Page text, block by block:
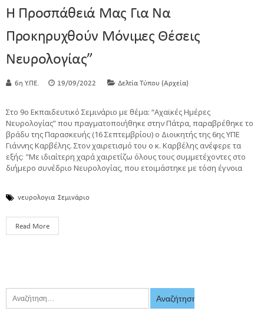
Η Προσπάθειά Μας Για Να
Προκηρυχθούν Μόνιμες Θέσεις
Νευρολογίας”
6η Υ.ΠΕ. 19/09/2022 Δελτία Τύπου (Αρχεία)
Στο 9ο Εκπαιδευτικό Σεμινάριο με θέμα: “Αχαϊκές Ημέρες
Νευρολογίας” που πραγματοποιήθηκε στην Πάτρα, παραβρέθηκε το
βράδυ της Παρασκευής (16 Σεπτεμβρίου) ο Διοικητής της 6ης ΥΠΕ
Γιάννης Καρβέλης. Στον χαιρετισμό του ο κ. Καρβέλης ανέφερε τα
εξής: "Με ιδιαίτερη χαρά χαιρετίζω όλους τους συμμετέχοντες στο
διήμερο συνέδριο Νευρολογίας, που ετοιμάστηκε με τόση έγνοια
νευρολογια Σεμινάριο
Read More